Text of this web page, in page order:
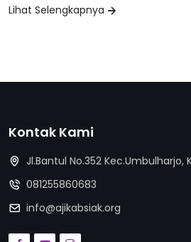
Lihat Selengkapnya
Kontak Kami
Jl.Bantul No.352 Kec.Umbulharjo,
081255860683
info@ajikabsiak.org